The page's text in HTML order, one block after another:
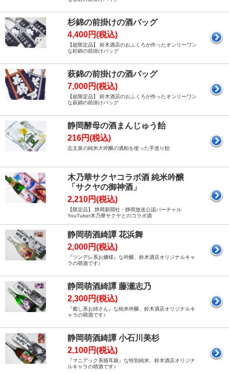
杉錦の前掛けの酒バッグ
4,400円(税込)
【超限定品】 鈴木酒店のおふくろが作ったオンリーワン
な杉錦の前掛けバッグ
萩錦の前掛けの酒バッグ
7,000円(税込)
【超限定品】 鈴木酒店のおふくろが作ったオンリーワン
な萩錦の前掛けバッグ
静岡酵母の酒まんじゅう飴
216円(税込)
志太泉の純米大吟醸の酒粕を使った手造り飴
木乃華サクヤコラボ酒 純米吟醸
「サクヤの御神酒」
2,210円(税込)
【限定品】 静岡新聞社・静岡放送公認バーチャル
YouTuber木乃華サクヤとのコラボ酒
静岡萌酒綺譚 花浜舞
2,000円(税込)
『ツンデレ系お嬢様』な吟醸、鈴木酒店オリジナルキャ
ラの萌酒です♪
静岡萌酒綺譚 藤瀬志乃
2,300円(税込)
『癒し系お姉さん』な純米吟醸、鈴木酒店オリジナルキ
ャラの萌酒です♪
静岡萌酒綺譚 小石川美杉
2,100円(税込)
『マニアック系猫耳娘』な特別純米、鈴木酒店オリジナ
ルキャラの萌酒です♪